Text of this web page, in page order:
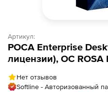
Артикул:
РОСА Enterprise
лицензии), ОС ROSA
Нет отзывов
Softline - Авторизованный